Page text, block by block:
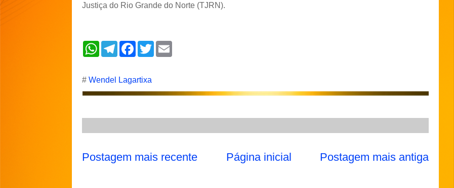
Justiça do Rio Grande do Norte (TJRN).
W
s
A
p
T
e
g
r
a
F
a
b
o
o
T
w
r
# Wendel Lagartixa
Postagem mais recente Postagem mais antiga
Página inicial